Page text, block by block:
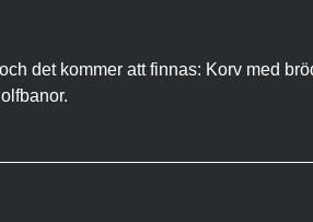
det kommer att finnas: Korv med